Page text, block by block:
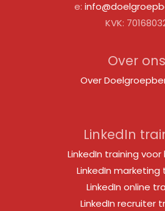
e:
KVK:
Over ons
Over
LinkedIn
LinkedIn training voor
LinkedIn marketing
LinkedIn online
LinkedIn recruiter